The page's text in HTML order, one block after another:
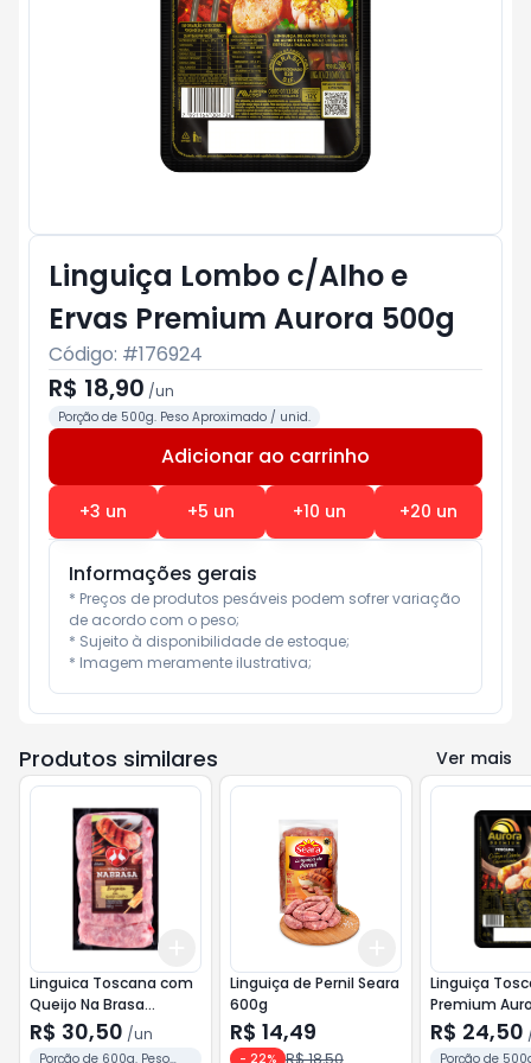
Linguiça Lombo c/Alho e
Ervas Premium Aurora 500g
Código: #176924
R$ 18,90 /un
Porção de 500g. Peso Aproximado / unid.
Adicionar ao carrinho
+3 un +5 un +10 un +20 un
Informações gerais
* Preços de produtos pesáveis podem sofrer variação
de acordo com o peso;
* Sujeito à disponibilidade de estoque;
* Imagem meramente ilustrativa;
Produtos similares Ver mais
10
Add
Linguica Toscana com
Queijo Na Brasa
Perdigão 600g
R$ 30,50 /un
Porção de 600g. Peso
+10
Linguiça de Pernil Seara
600g
R$ 14,49
- 22% R$ 18,50
Linguiça
Premium
Cerveja e
Caram
R$ 24,50
Porção de